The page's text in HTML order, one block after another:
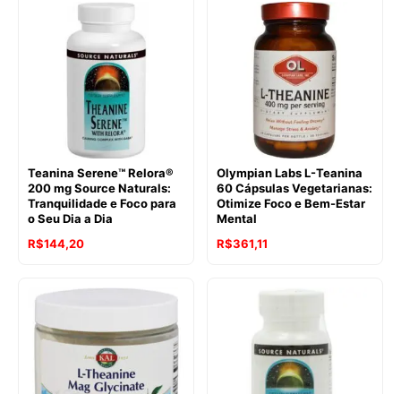
Teanina Serene™ Relora®
200 mg Source Naturals:
Tranquilidade e Foco para
o Seu Dia a Dia
R$144,20
Olympian Labs L-Teanina
60 Cápsulas Vegetarianas:
Otimize Foco e Bem-Estar
Mental
R$361,11